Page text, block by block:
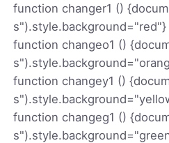
function changer1 ()
s").style.background="red"}
function changeo1 ()
function changey1 ()
function changeg1 ()